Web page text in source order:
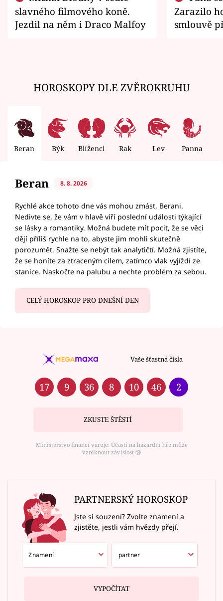
slavného filmového koně.
Jezdil na něm i Draco Malfoy
Zarazilo
smlouvě
HOROSKOPY DLE ZVĚROKRUHU
Beran Býk Blíženci Rak Lev Panna
Beran 8. 8. 2026
Rychlé akce tohoto dne vás mohou zmást, Berani.
Nedivte se, že vám v hlavě víří poslední události týkající
se lásky a romantiky. Možná budete mít pocit, že se věci
dějí příliš rychle na to, abyste jim mohli skutečně
porozumět. Snažte se nebýt tak analytičtí. Možná zjistíte,
že se honíte za ztraceným cílem, zatímco vlak vyjíždí ze
stanice. Naskočte na palubu a nechte problém za sebou.
CELÝ HOROSKOP PRO DNEŠNÍ DEN
Vaše šťastná čísla
17 9 36 8 10 46 2
ZKUSTE ŠTĚSTÍ
Ministerstvo financí varuje: Účastí na hazardní hře může
vzniknout závislost ⑱
PARTNERSKÝ HOROSKOP
Jste si souzení? Zvolte znamení a
zjistěte, jestli vám hvězdy přejí.
VYPOČÍTAT